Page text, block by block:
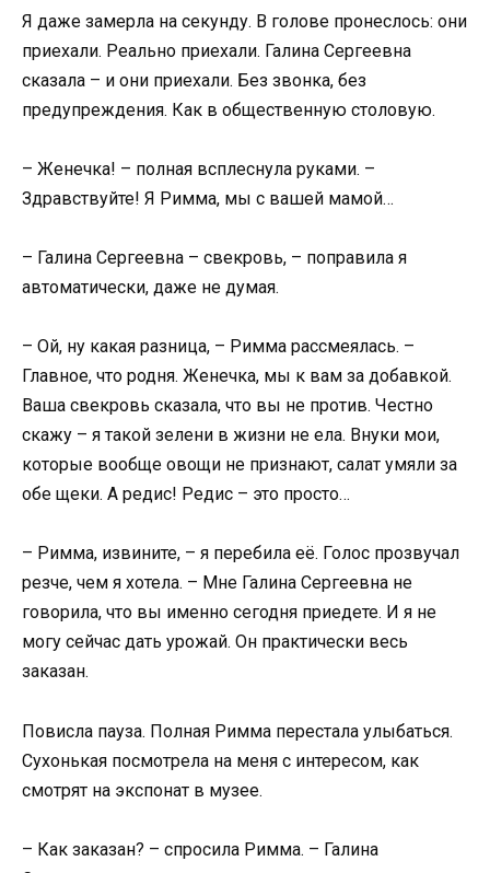
Я даже замерла на секунду. В голове пронеслось: они
приехали. Реально приехали. Галина Сергеевна
сказала – и они приехали. Без звонка, без
предупреждения. Как в общественную столовую.
– Женечка! – полная всплеснула руками. –
Здравствуйте! Я Римма, мы с вашей мамой…
– Галина Сергеевна – свекровь, – поправила я
автоматически, даже не думая.
– Ой, ну какая разница, – Римма рассмеялась. –
Главное, что родня. Женечка, мы к вам за добавкой.
Ваша свекровь сказала, что вы не против. Честно
скажу – я такой зелени в жизни не ела. Внуки мои,
которые вообще овощи не признают, салат умяли за
обе щеки. А редис! Редис – это просто…
– Римма, извините, – я перебила её. Голос прозвучал
резче, чем я хотела. – Мне Галина Сергеевна не
говорила, что вы именно сегодня приедете. И я не
могу сейчас дать урожай. Он практически весь
заказан.
Повисла пауза. Полная Римма перестала улыбаться.
Сухонькая посмотрела на меня с интересом, как
смотрят на экспонат в музее.
– Как заказан? – спросила Римма. – Галина